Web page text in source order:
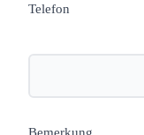
Telefon